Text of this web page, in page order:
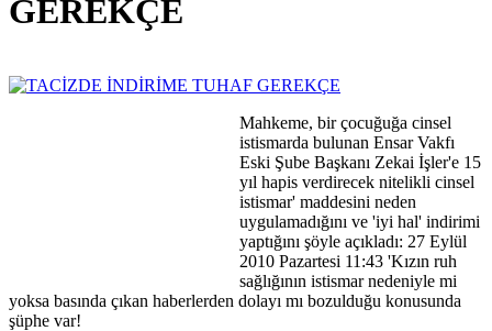
GEREKÇE
Mahkeme, bir çocuğuğa cinsel
istismarda bulunan Ensar Vakfı
Eski Şube Başkanı Zekai İşler'e 15
yıl hapis verdirecek nitelikli cinsel
istismar' maddesini neden
uygulamadığını ve 'iyi hal' indirimi
yaptığını şöyle açıkladı: 27 Eylül
2010 Pazartesi 11:43 'Kızın ruh
sağlığının istismar nedeniyle mi
yoksa basında çıkan haberlerden dolayı mı bozulduğu konusunda
şüphe var!